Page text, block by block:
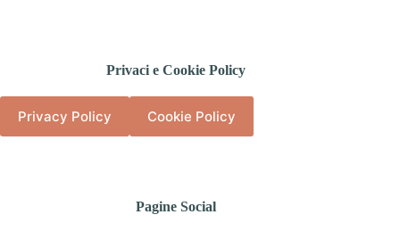
Privaci e Cookie Policy
Privacy Policy Cookie Policy
Pagine Social